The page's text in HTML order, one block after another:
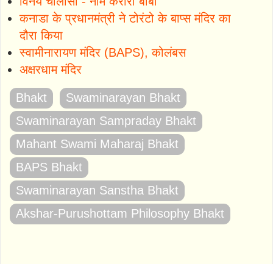
कनाडा के प्रधानमंत्री ने टोरंटो के बाप्स मंदिर का
दौरा किया
स्वामीनारायण मंदिर (BAPS), कोलंबस
अक्षरधाम मंदिर
Bhakt
Swaminarayan Bhakt
Swaminarayan Sampraday Bhakt
Mahant Swami Maharaj Bhakt
BAPS Bhakt
Swaminarayan Sanstha Bhakt
Akshar-Purushottam Philosophy Bhakt